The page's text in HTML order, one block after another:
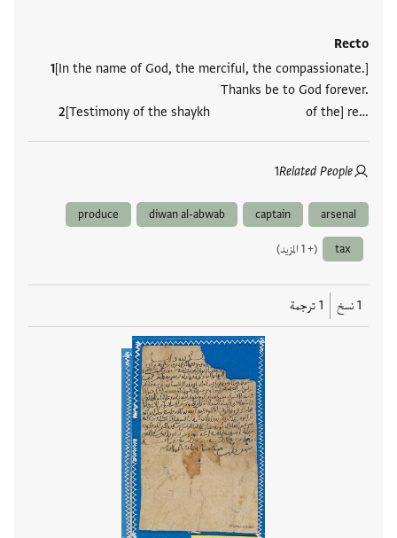
Recto
[In the name of God, the merciful, the compassionate.]
Thanks be to God forever.
[Testimony of the shaykh of the] re…
Related People
1
arsenal
captain
diwan al-abwab
produce
tax (+ 1 المزيد)
1 نسخ 1 ترجمة